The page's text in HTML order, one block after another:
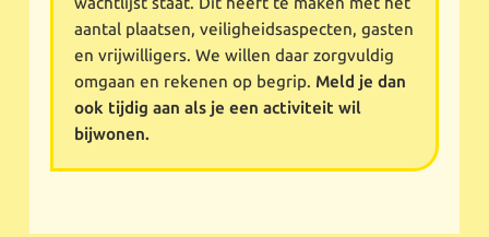
aantal plaatsen, veiligheidsaspecten, gasten
en vrijwilligers. We willen daar zorgvuldig
omgaan en rekenen op begrip. Meld je dan
ook tijdig aan als je een activiteit wil
bijwonen.